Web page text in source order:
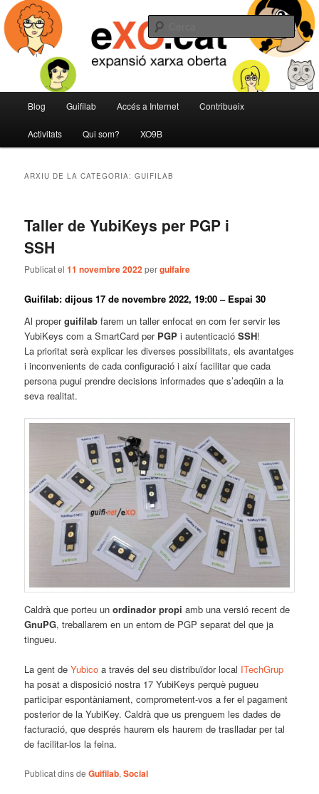
Aneu
al
contingut
principal
Aneu
al
contingut
secundarieXO
expansió de la Xarxa Oberta
Cerca
principal
Blog Guifilab Accés a Internet Contribueix
Activitats Qui som? XO9B
ARXIU DE LA CATEGORIA:GUIFILAB
Taller de YubiKeys per PGP i
SSH
Publicat el11 novembre 2022perguifaire
Guifilab: dijous 17 de novembre 2022, 19:00 – Espai 30
Al properguifilab farem un taller enfocat en com fer servir les
YubiKeys com a SmartCard per PGP i autenticacióSSH!
La prioritat serà explicar les diverses possibilitats, els avantatges
i inconvenients de cada configuració i així facilitar que cada
persona pugui prendre decisions informades que s’adeqüin a la
seva realitat.
Caldrà que porteu unordinador propi amb una versió recent de
GnuPG, treballarem en un entorn de PGP separat del que ja
tingueu.
La gent deYubico a través del seu distribuïdor local ITechGrup
ha posat a disposició nostra 17 YubiKeys perquè pugueu
participar espontàniament, comprometent-vos a fer el pagament
posterior de la YubiKey. Caldrà que us prenguem les dades de
facturació, que després haurem els haurem de traslladar per tal
de facilitar-los la feina.
Publicat dins de Guifilab,Social